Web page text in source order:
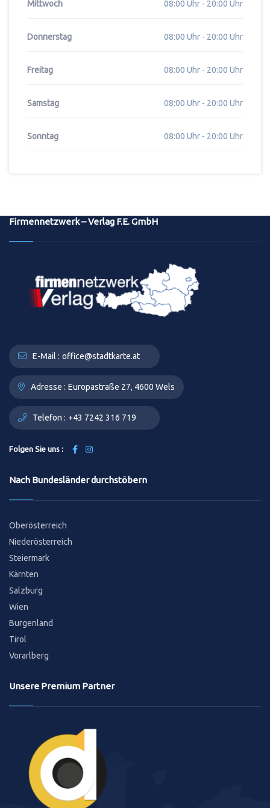
Mittwoch 08:00 Uhr - 20:00 Uhr
Donnerstag 08:00 Uhr - 20:00 Uhr
Freitag 08:00 Uhr - 20:00 Uhr
Samstag 08:00 Uhr - 20:00 Uhr
Sonntag 08:00 Uhr - 20:00 Uhr
Firmennetzwerk – Verlag F.E. GmbH
E-Mail : office@stadtkarte.at
Adresse : Europastraße 27, 4600 Wels
Telefon : +43 7242 316 719
Folgen Sie uns :
Nach Bundesländer durchstöbern
Oberösterreich
Niederösterreich
Steiermark
Kärnten
Salzburg
Wien
Burgenland
Tirol
Vorarlberg
Unsere Premium Partner